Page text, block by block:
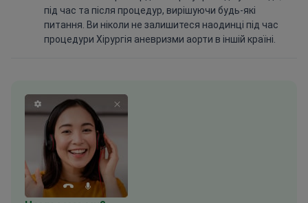
під час та після процедур, вирішуючи будь-які
питання. Ви ніколи не залишитеся наодинці під час
процедури Хірургія аневризми аорти в іншій країні.